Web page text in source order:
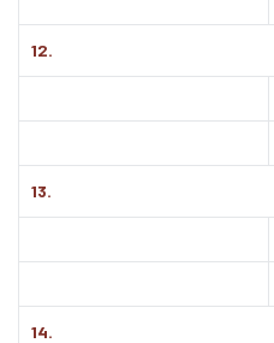
12.
13.
14.